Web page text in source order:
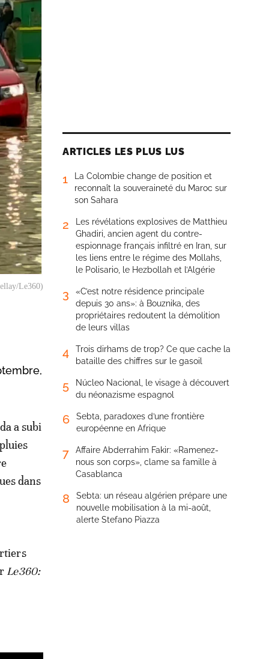
Le360)
a subi
dans
Le360:
ARTICLES LES PLUS LUS
1
La Colombie change de position et
reconnaît la souveraineté du Maroc sur
son Sahara
2
Les révélations explosives de Matthieu
Ghadiri, ancien agent du contre-
espionnage français infiltré en Iran, sur
les liens entre le régime des Mollahs,
le Polisario, le Hezbollah et l’Algérie
3
«C’est notre résidence principale
depuis 30 ans»: à Bouznika, des
propriétaires redoutent la démolition
de leurs villas
4
Trois dirhams de trop? Ce que cache la
bataille des chiffres sur le gasoil
5
Núcleo Nacional, le visage à découvert
du néonazisme espagnol
6
Sebta, paradoxes d’une frontière
européenne en Afrique
7
Affaire Abderrahim Fakir: «Ramenez-
nous son corps», clame sa famille à
Casablanca
8
Sebta: un réseau algérien prépare une
nouvelle mobilisation à la mi-août,
alerte Stefano Piazza